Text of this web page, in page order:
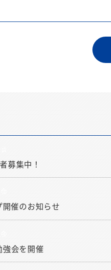
募集中！
催のお知らせ
強会を開催